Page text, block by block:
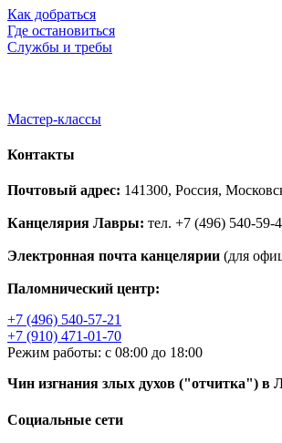
Как добраться
Где остановиться
Службы и требы
Мастер-классы
Контакты
Почтовый адрес: 141300, Россия,
Канцелярия Лавры: тел. +7 (496) 540-59-
Электронная почта канцелярии (для
Паломнический центр:
+7 (496) 540-57-21
+7 (910) 471-01-70
Режим работы: с 08:00 до 18:00
Чин изгнания злых духов ("отчитка") в
Социальные сети